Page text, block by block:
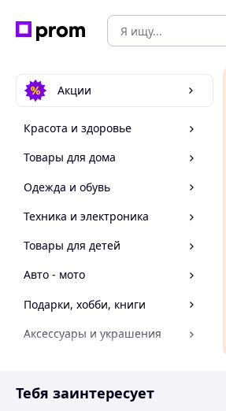
Акции
Красота и здоровье
Товары для дома
Одежда и обувь
Техника и электроника
Товары для детей
Авто - мото
Подарки, хобби, книги
Аксессуары и украшения
Спорт и отдых
Тебя заинтересует